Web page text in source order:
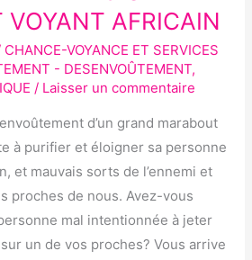
VOYANT AFRICAIN
CHANCE-VOYANCE ET SERVICES
- DESENVOÛTEMENT,
/ Laisser un commentaire
d’un grand marabout
à purifier et éloigner sa personne
et mauvais sorts de l’ennemi et
proches de nous. Avez-vous
mal intentionnée à jeter
un de vos proches? Vous arrive